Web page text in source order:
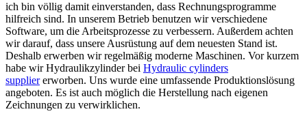
ich bin völlig damit einverstanden, dass Rechnungsprogramme
hilfreich sind. In unserem Betrieb benutzen wir verschiedene
Software, um die Arbeitsprozesse zu verbessern. Außerdem achten
wir darauf, dass unsere Ausrüstung auf dem neuesten Stand ist.
Deshalb erwerben wir regelmäßig moderne Maschinen. Vor kurzem
habe wir Hydraulikzylinder bei Hydraulic cylinders
suppliererworben. Uns wurde eine umfassende Produktionslösung
angeboten. Es ist auch möglich die Herstellung nach eigenen
Zeichnungen zu verwirklichen.